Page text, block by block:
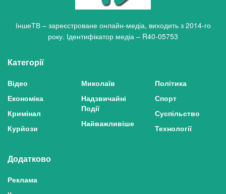
ІншеТВ – зареєстроване онлайн-медіа, виходить з 2014-го
року. Ідентифікатор медіа – R40-05753
Категорії
Відео
Економіка
Кримінал
Курйози
Миколаїв
Надзвичайні
Події
Найважливіше
Політика
Спорт
Суспільство
Технології
Додатково
Реклама